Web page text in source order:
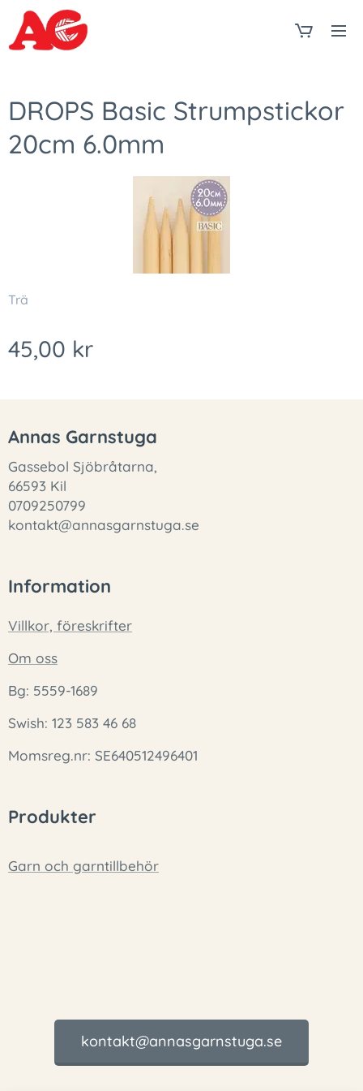
DROPS Basic Strumpstickor
20cm 6.0mm
Trä
45,00 kr
Annas Garnstuga
Gassebol Sjöbråtarna,
66593 Kil
0709250799
kontakt@annasgarnstuga.se
Information
Villkor, föreskrifter
Om oss
Bg: 5559-1689
Swish: 123 583 46 68
Momsreg.nr: SE640512496401
Produkter
Garn och garntillbehör
kontakt@annasgarnstuga.se